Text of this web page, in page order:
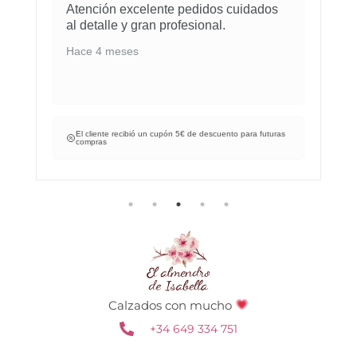
Atención excelente pedidos cuidados
al detalle y gran profesional.
Hace 4 meses
El cliente recibió un cupón 5€ de descuento para futuras
compras
Calzados con mucho
+34 649 334 751